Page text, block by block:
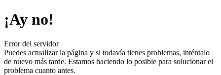
¡Ay no!
Error del servidor
Puedes actualizar la página y si todavía tienes problemas, inténtalo
de nuevo más tarde. Estamos haciendo lo posible para solucionar el
problema cuanto antes.